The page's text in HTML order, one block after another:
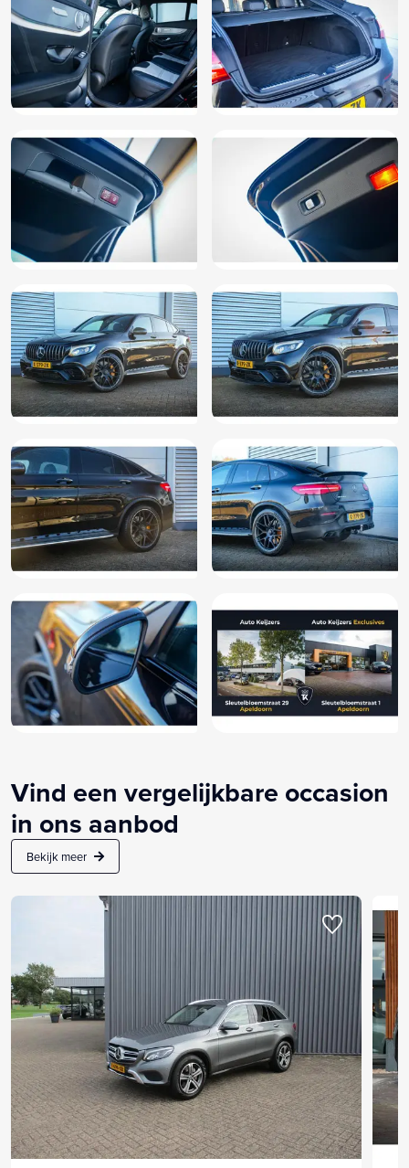
Vind een vergelijkbare occasion
in ons aanbod
Bekijk meer